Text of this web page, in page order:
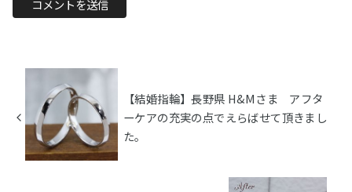
【結婚指輪】長野県 H&Mさま アフタ
ーケアの充実の点でえらばせて頂きまし
た。